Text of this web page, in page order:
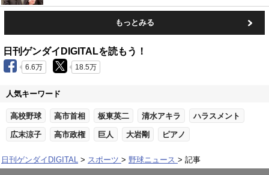
もっとみる
日刊ゲンダイDIGITALを読もう！
6.6万 18.5万
人気キーワード
高校野球 高市首相 板東英二 清水アキラ ハラスメント
広末涼子 高市政権 巨人 大岩剛 ピアノ
日刊ゲンダイDIGITAL スポーツ 野球ニュース 記事